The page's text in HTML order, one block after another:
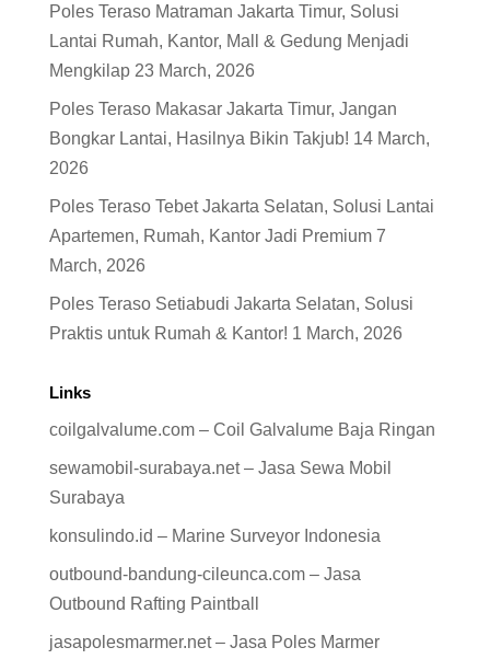
Poles Teraso Matraman Jakarta Timur, Solusi
Lantai Rumah, Kantor, Mall & Gedung Menjadi
Mengkilap 23 March, 2026
Poles Teraso Makasar Jakarta Timur, Jangan
Bongkar Lantai, Hasilnya Bikin Takjub! 14 March,
2026
Poles Teraso Tebet Jakarta Selatan, Solusi Lantai
Apartemen, Rumah, Kantor Jadi Premium 7
March, 2026
Poles Teraso Setiabudi Jakarta Selatan, Solusi
Praktis untuk Rumah & Kantor! 1 March, 2026
Links
coilgalvalume.com – Coil Galvalume Baja Ringan
sewamobil-surabaya.net – Jasa Sewa Mobil
Surabaya
konsulindo.id – Marine Surveyor Indonesia
outbound-bandung-cileunca.com – Jasa
Outbound Rafting Paintball
jasapolesmarmer.net – Jasa Poles Marmer